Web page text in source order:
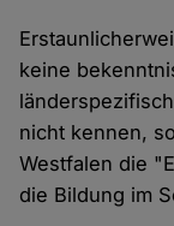
keine
nicht kennen,
Westfalen die
die Bildung im